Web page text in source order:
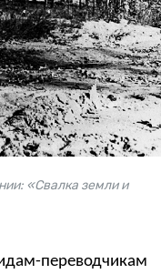
«Свалка земли и
переводчикам